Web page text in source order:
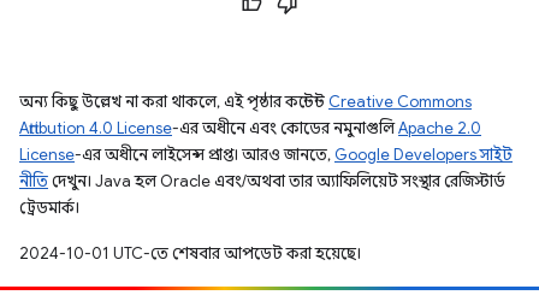
অন্য কিছু উল্লেখ না করা থাকলে, এই পৃষ্ঠার কন্টেন্ট Creative Commons
Attribution 4.0 License-এর অধীনে এবং কোডের নমুনাগুলিApache 2.0
License-এর অধীনে লাইসেন্স প্রাপ্ত। আরও জানতে, Google Developers সাইট
নীতিদেখুন। Java হল Oracle এবং/অথবা তার অ্যাফিলিয়েট সংস্থার রেজিস্টার্ড
ট্রেডমার্ক।
2024-10-01 UTC-তে শেষবার আপডেট করা হয়েছে।